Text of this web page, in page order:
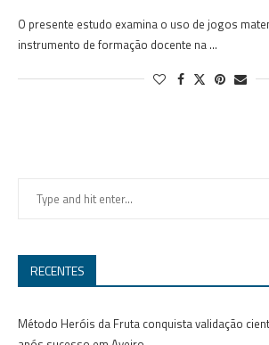
O presente estudo examina o uso de jogos
instrumento de formação docente na …
RECENTES
Método Heróis da Fruta conquista validação